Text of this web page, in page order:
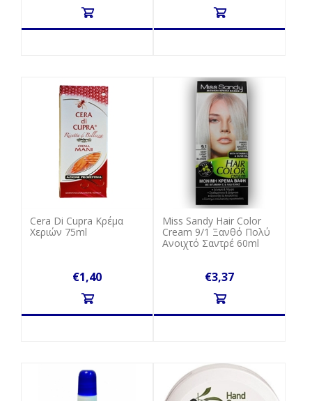
Cera Di Cupra Κρέμα
Χεριών 75ml
€1,40
Miss Sandy Hair Color
Cream 9/1 Ξανθό Πολύ
Ανοιχτό Σαντρέ 60ml
€3,37